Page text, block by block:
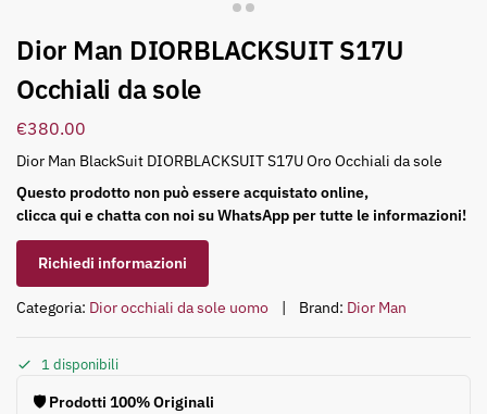
Dior Man DIORBLACKSUIT S17U
Occhiali da sole
€380.00
Dior Man BlackSuit DIORBLACKSUIT S17U Oro Occhiali da sole
Questo prodotto non può essere acquistato online,
clicca qui e chatta con noi su WhatsApp per tutte le informazioni!
Richiedi informazioni
Categoria: Dior occhiali da sole uomo Brand: Dior Man
1 disponibili
🛡️ Prodotti 100% Originali